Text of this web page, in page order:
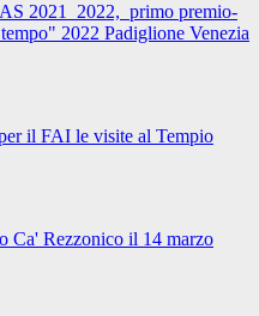
2021_2022, primo premio-
2022 Padiglione Venezia
il FAI le visite al Tempio
Ca' Rezzonico il 14 marzo